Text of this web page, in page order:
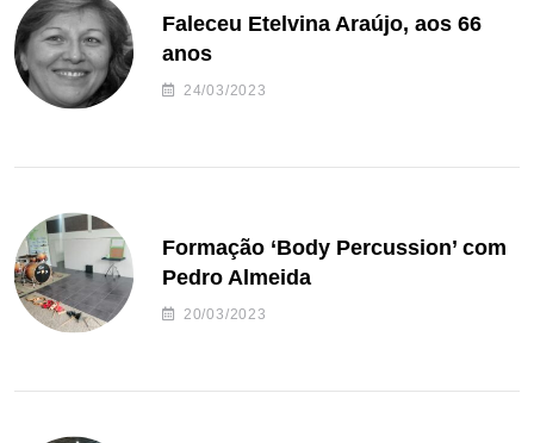
Faleceu Etelvina Araújo, aos 66
anos
24/03/2023
Formação ‘Body Percussion’ com
Pedro Almeida
20/03/2023